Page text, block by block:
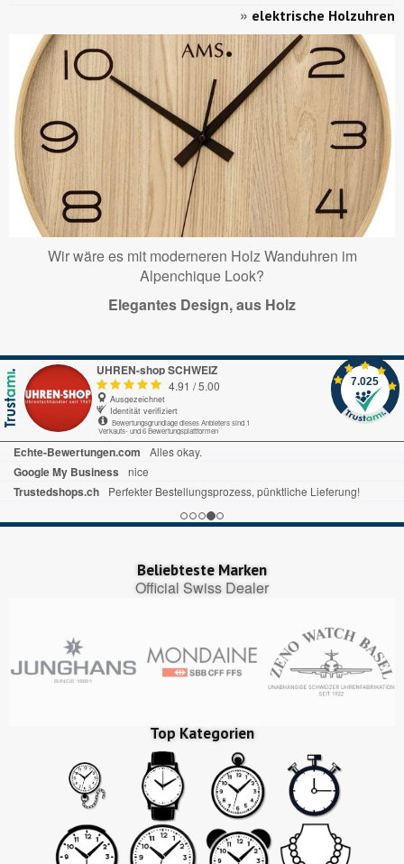
» elektrische Holzuhren
Wir wäre es mit moderneren Holz Wanduhren im
Alpenchique Look?
Elegantes Design, aus Holz
UHREN-shop SCHWEIZ
4.91 /5.00
Ausgezeichnet
Identität verifiziert
Bewertungsgrundlage dieses Anbieters sind 1
Verkaufs- und 6 Bewertungsplattformen
7.025
Echte-Bewertungen.com Alles okay.
Google My Business nice
Trustedshops.ch Perfekter Bestellungsprozess, pünktliche Lieferung!
Beliebteste Marken
Official Swiss Dealer
Top Kategorien